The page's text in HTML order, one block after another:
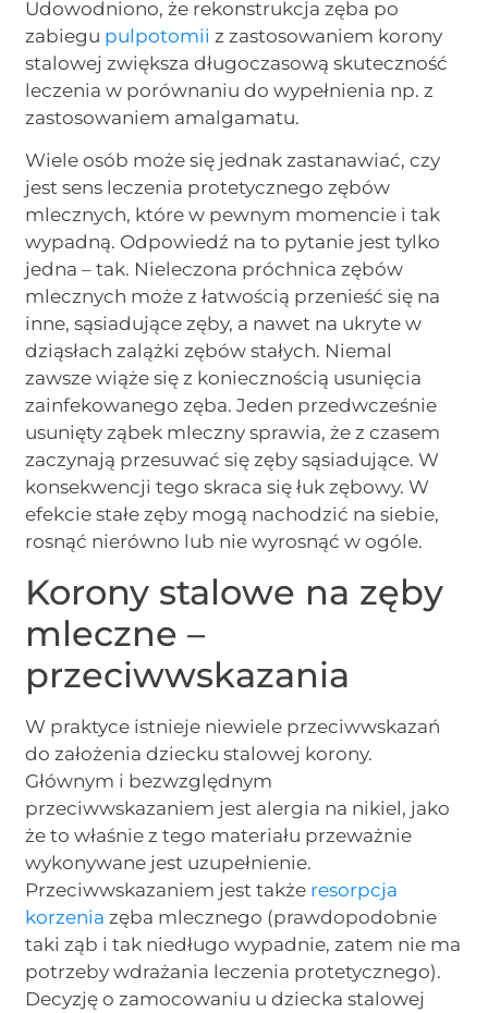
Udowodniono, że rekonstrukcja zęba po
zabiegu pulpotomii z zastosowaniem korony
stalowej zwiększa długoczasową skuteczność
leczenia w porównaniu do wypełnienia np. z
zastosowaniem amalgamatu.
Wiele osób może się jednak zastanawiać, czy
jest sens leczenia protetycznego zębów
mlecznych, które w pewnym momencie i tak
wypadną. Odpowiedź na to pytanie jest tylko
jedna – tak. Nieleczona próchnica zębów
mlecznych może z łatwością przenieść się na
inne, sąsiadujące zęby, a nawet na ukryte w
dziąsłach zalążki zębów stałych. Niemal
zawsze wiąże się z koniecznością usunięcia
zainfekowanego zęba. Jeden przedwcześnie
usunięty ząbek mleczny sprawia, że z czasem
zaczynają przesuwać się zęby sąsiadujące. W
konsekwencji tego skraca się łuk zębowy. W
efekcie stałe zęby mogą nachodzić na siebie,
rosnąć nierówno lub nie wyrosnąć w ogóle.
Korony stalowe na zęby
mleczne –
przeciwwskazania
W praktyce istnieje niewiele przeciwwskazań
do założenia dziecku stalowej korony.
Głównym i bezwzględnym
przeciwwskazaniem jest alergia na nikiel, jako
że to właśnie z tego materiału przeważnie
wykonywane jest uzupełnienie.
Przeciwwskazaniem jest także resorpcja
korzenia zęba mlecznego (prawdopodobnie
taki ząb i tak niedługo wypadnie, zatem nie ma
potrzeby wdrażania leczenia protetycznego).
Decyzję o zamocowaniu u dziecka stalowej